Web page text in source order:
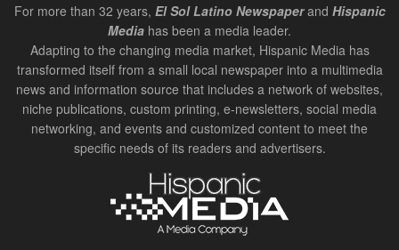
For more than 32 years, El Sol Latino Newspaperand Hispanic
Media has been a media leader.
Adapting to the changing media market, Hispanic Media has
transformed itself from a small local newspaper into a multimedia
news and information source that includes a network of websites,
niche publications, custom printing, e-newsletters, social media
networking, and events and customized content to meet the
specific needs of its readers and advertisers.